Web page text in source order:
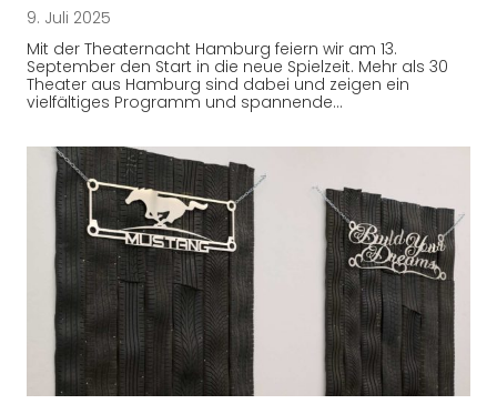
9. Juli 2025
Mit der Theaternacht Hamburg feiern wir am 13.
September den Start in die neue Spielzeit. Mehr als 30
Theater aus Hamburg sind dabei und zeigen ein
vielfältiges Programm und spannende…